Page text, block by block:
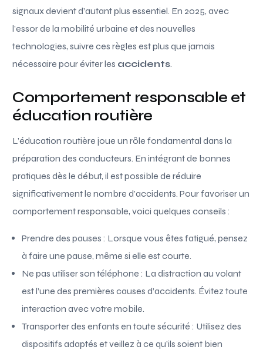
signaux devient d’autant plus essentiel. En 2025, avec
l’essor de la mobilité urbaine et des nouvelles
technologies, suivre ces règles est plus que jamais
nécessaire pour éviter les accidents.
Comportement responsable et
éducation routière
L’éducation routière joue un rôle fondamental dans la
préparation des conducteurs. En intégrant de bonnes
pratiques dès le début, il est possible de réduire
significativement le nombre d’accidents. Pour favoriser un
comportement responsable, voici quelques conseils :
Prendre des pauses : Lorsque vous êtes fatigué, pensez
à faire une pause, même si elle est courte.
Ne pas utiliser son téléphone : La distraction au volant
est l’une des premières causes d’accidents. Évitez toute
interaction avec votre mobile.
Transporter des enfants en toute sécurité : Utilisez des
dispositifs adaptés et veillez à ce qu’ils soient bien